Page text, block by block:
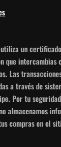
un
que intercambias
Las
a través de
Por tu
almacenamos
compras en el